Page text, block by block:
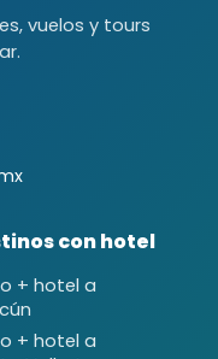
vuelos y tours
con hotel
+ hotel a
+ hotel a